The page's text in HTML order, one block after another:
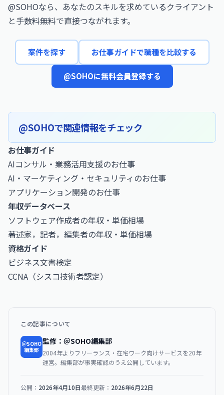
@SOHOなら、あなたのスキルを求めているクライアント
と手数料無料で直接つながれます。
案件を探す お仕事ガイドで職種を比較する
@SOHOに無料会員登録する
@SOHOで関連情報をチェック
お仕事ガイド
AIコンサル・業務活用支援のお仕事
AI・マーケティング・セキュリティのお仕事
アプリケーション開発のお仕事
年収データベース
ソフトウェア作成者の年収・単価相場
著述家，記者，編集者の年収・単価相場
資格ガイド
ビジネス文書検定
CCNA（シスコ技術者認定）
この記事について
＠SOHO
編集部
監修：＠SOHO編集部
2004年よりフリーランス・在宅ワーク向けサービスを20年
運営。編集部が事実確認のうえ公開しています。
公開： 2026年4月10日最終更新： 2026年6月22日